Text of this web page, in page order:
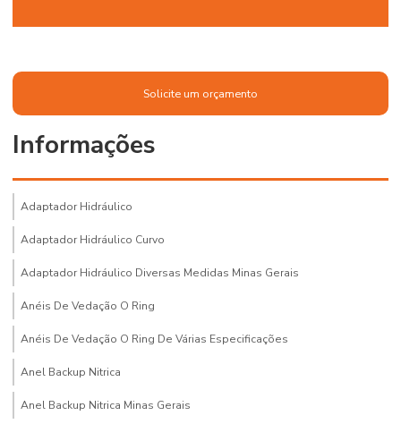
Solicite um orçamento
Informações
Adaptador Hidráulico
Adaptador Hidráulico Curvo
Adaptador Hidráulico Diversas Medidas Minas Gerais
Anéis De Vedação O Ring
Anéis De Vedação O Ring De Várias Especificações
Anel Backup Nitrica
Anel Backup Nitrica Minas Gerais